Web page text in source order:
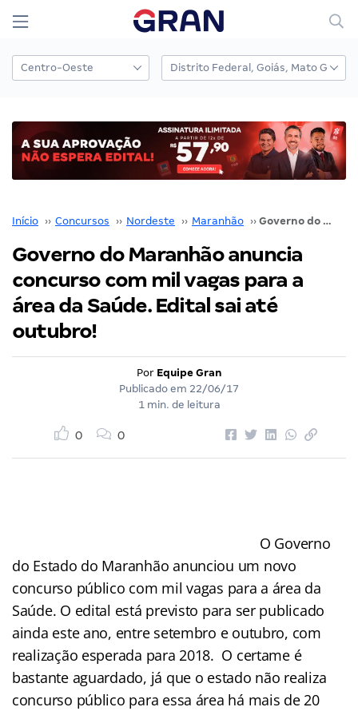
Início ›› Concursos ›› Nordeste ›› Maranhão ›› Governo do Maranhão anuncia concurso com mil vagas para a área da Saúde. Edital sai até outubro!
Governo do Maranhão anuncia
concurso com mil vagas para a
área da Saúde. Edital sai até
outubro!
Por Equipe Gran
Publicado em 22/06/17
1 min. de leitura
0 0
O Governo
do Estado do Maranhão anunciou um novo
concurso público com mil vagas para a área da
Saúde. O edital está previsto para ser publicado
ainda este ano, entre setembro e outubro, com
realização esperada para 2018. O certame é
bastante aguardado, já que o estado não realiza
concurso público para essa área há mais de 20